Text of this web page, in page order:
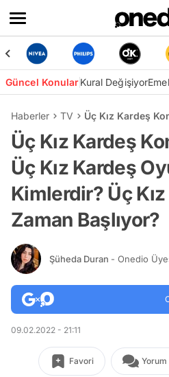
Güncel KonularKural Değişiyor
Haberler TV Üç Kız Kardeş
Üç Kız Kardeş
Üç Kız Kardeş
Kimlerdir? Üç
Zaman Başlıyor?
Şüheda Duran - Onedio
09.02.2022 - 21:11
Favori Yorum